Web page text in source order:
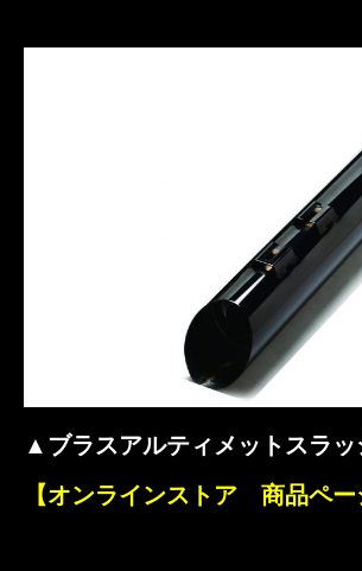
▲ブラスアルティメットスラ
【オンラインストア 商品ペー